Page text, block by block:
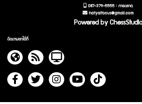
087-379-5555 : การตลาด
hatyaifocus@gmail.com
Powered by ChessStudio
ติดตามเราได้ที่